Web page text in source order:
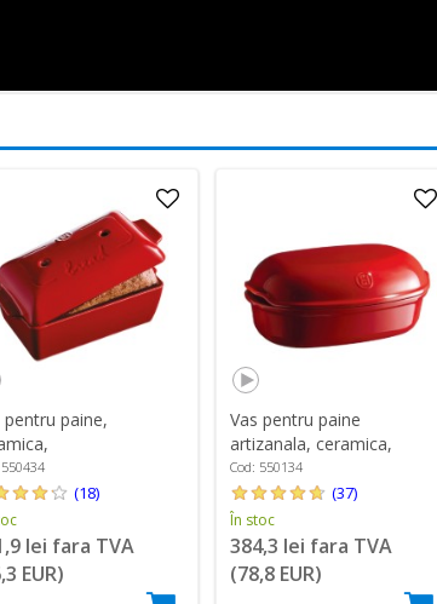
pentru paine,
1,8L,
- Emile Henry
(18)
lei fara TVA
EUR)
Vas pentru paine
artizanala, ceramica,
34x22x15cm, Burgundy -
Emile Henry
Cod: 550134
(37)
În stoc
384,3 lei fara TVA
(78,8 EUR)